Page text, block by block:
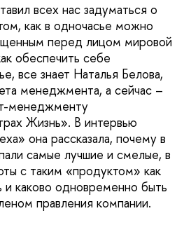
всех нас задуматься о
как в одночасье можно
перед лицом мировой
обеспечить себе
все знает Наталья Белова,
менеджмента, а сейчас –
менеджменту
Жизнь». В интервью
она рассказала, почему в
самые лучшие и смелые, в
с таким «продуктом» как
и каково одновременно быть
правления компании.